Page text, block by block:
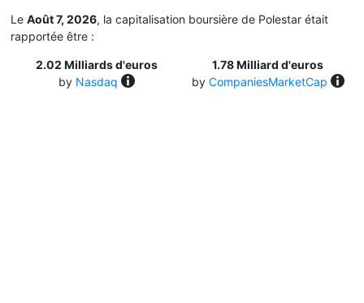
Le Août 7, 2026, la capitalisation boursière de Polestar était
rapportée être :
2.02 Milliards d'euros
by Nasdaq
1.78 Milliard d'euros
by CompaniesMarketCap